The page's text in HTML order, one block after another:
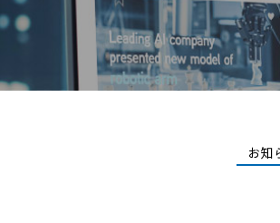
お知